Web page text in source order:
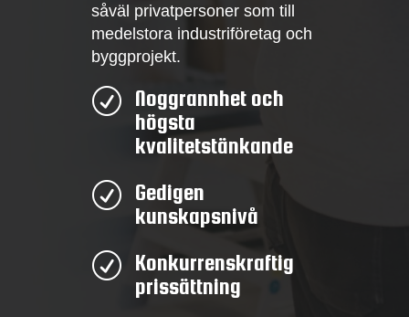
såväl privatpersoner som till
medelstora industriföretag och
byggprojekt.
R Noggrannhet och
högsta
kvalitetstänkande
R Gedigen
kunskapsnivå
R Konkurrenskraftig
prissättning